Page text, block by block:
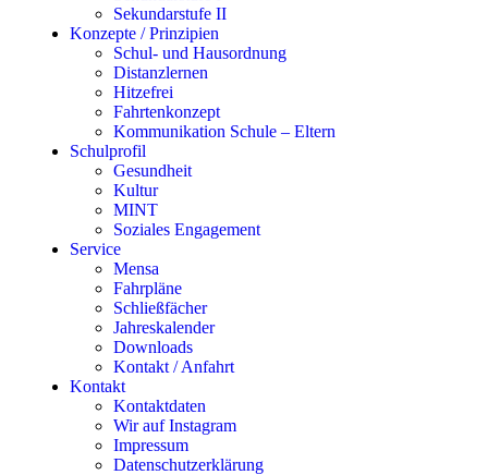
Sekundarstufe II
Konzepte / Prinzipien
Schul- und Hausordnung
Distanzlernen
Hitzefrei
Fahrtenkonzept
Kommunikation Schule – Eltern
Schulprofil
Gesundheit
Kultur
MINT
Soziales Engagement
Service
Mensa
Fahrpläne
Schließfächer
Jahreskalender
Downloads
Kontakt / Anfahrt
Kontakt
Kontaktdaten
Wir auf Instagram
Impressum
Datenschutzerklärung